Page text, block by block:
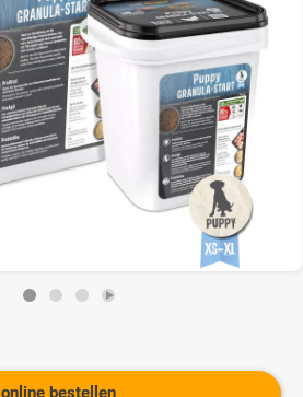
online bestellen